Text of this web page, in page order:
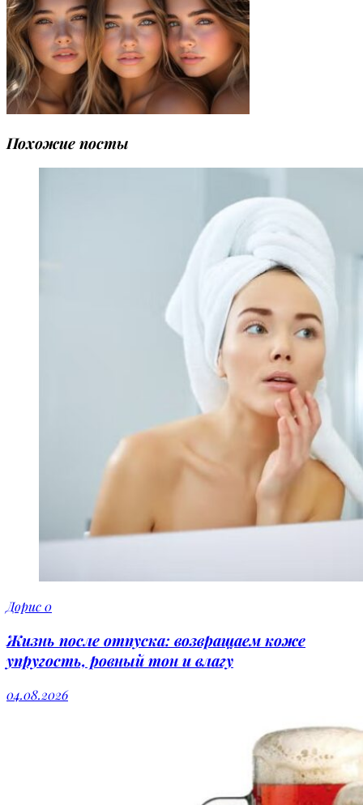
Похожие посты
Дорис0
Жизнь после отпуска: возвращаем коже
упругость, ровный тон и влагу
04.08.2026